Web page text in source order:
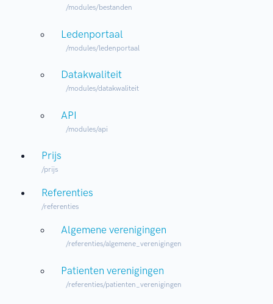
/modules/bestanden
Ledenportaal
/modules/ledenportaal
Datakwaliteit
/modules/datakwaliteit
API
/modules/api
Prijs
/prijs
Referenties
/referenties
Algemene verenigingen
/referenties/algemene_verenigingen
Patienten verenigingen
/referenties/patienten_verenigingen